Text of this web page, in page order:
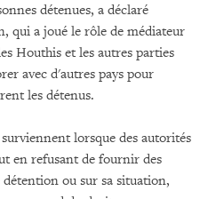
détenues, a déclaré
qui a joué le rôle de médiateur
Houthis et les autres parties
avec d'autres pays pour
les détenus.
lorsque des autorités
en refusant de fournir des
ou sur sa situation,